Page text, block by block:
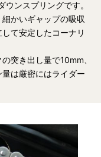
ウンスプリングです。
かいギャップの吸収
て安定したコーナリ
突き出し量で10mm、
は厳密にはライダー